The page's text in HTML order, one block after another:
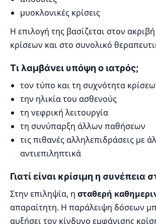
μυοκλονικές κρίσεις
Η επιλογή της βασίζεται στον
κρίσεων και στο συνολικό
Τι λαμβάνει υπόψη ο ιατρός;
τον τύπο και τη συχνότητα
την ηλικία του ασθενούς
τη νεφρική λειτουργία
τη συνύπαρξη άλλων παθήσεων
τις πιθανές αλληλεπιδράσεις με
αντιεπιληπτικά
Γιατί είναι κρίσιμη η συνέπεια
Στην επιληψία, η σταθερή
απαραίτητη. Η παράλειψη δόσεων
αυξήσει τον κίνδυνο εμφάνισης